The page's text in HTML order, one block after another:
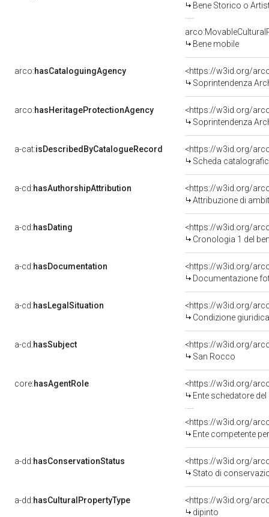
Bene Storico o
Bene mobile
arco:hasCataloguingAgency
<https://w3id.org/
Soprintendenza
arco:hasHeritageProtectionAgency
<https://w3id.org/
Soprintendenza
a-cat:isDescribedByCatalogueRecord
<https://w3id.org/
Scheda
a-cd:hasAuthorshipAttribution
<https://w3id.org/
Attribuzione di
a-cd:hasDating
<https://w3id.org/
Cronologia 1 del
a-cd:hasDocumentation
Documentazione
a-cd:hasLegalSituation
Condizione
a-cd:hasSubject
<https://w3id.org/
San Rocco
core:hasAgentRole
<https://w3id.org/
Ente schedatore del bene
<https://w3id.org/
Ente competente per tutela del
a-dd:hasConservationStatus
<https://w3id.org/
Stato di
a-dd:hasCulturalPropertyType
<https://w3id.org/
dipinto